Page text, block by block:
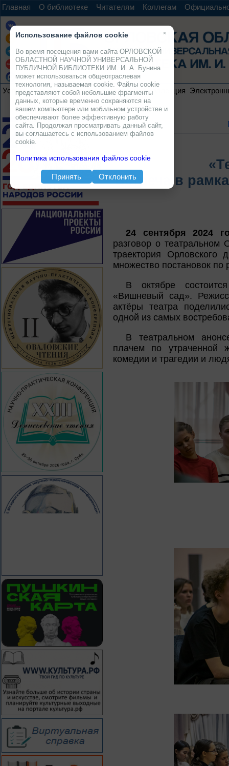
Главная О библиотеке Читателям Коллегам
Услуги Ресурсы Проекты Электронная коллекция
Встреча в
24 сентября 2024
разговор о театральном
траектория Орловского
множество постановок по
В октябре
«Вишневый сад».
актёры театра
одной из самых
В театральном
плачем по утраченной
комедии и трагедии и
×
Использование файлов cookie
Во время посещения вами сайта ОРЛОВСКОЙ
ОБЛАСТНОЙ НАУЧНОЙ УНИВЕРСАЛЬНОЙ
ПУБЛИЧНОЙ БИБЛИОТЕКИ ИМ. И. А. Бунина
может использоваться общеотраслевая
технология, называемая cookie. Файлы cookie
представляют собой небольшие фрагменты
данных, которые временно сохраняются на
вашем компьютере или мобильном устройстве и
обеспечивают более эффективную работу
сайта. Продолжая просматривать данный сайт,
вы соглашаетесь с использованием файлов
cookie.
Политика использования файлов cookie
Принять Отклонить